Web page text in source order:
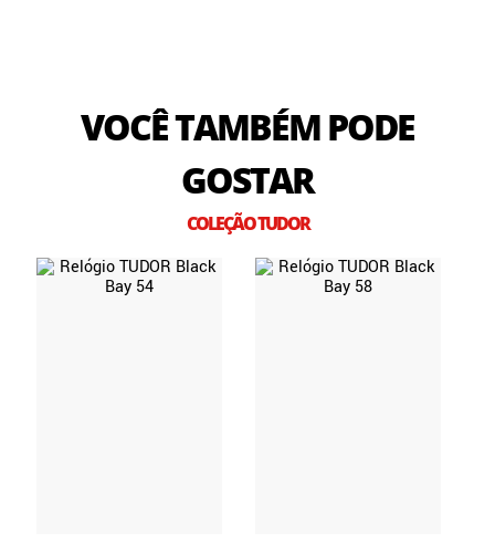
VOCÊ TAMBÉM PODE
GOSTAR
COLEÇÃO TUDOR